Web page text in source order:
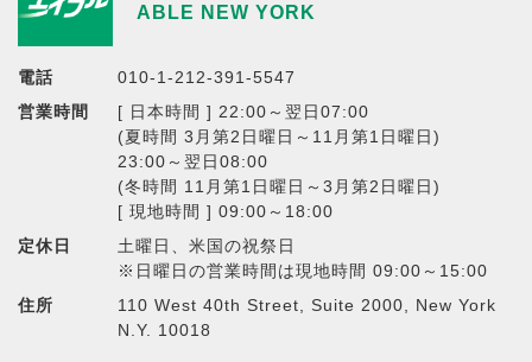
ABLE NEW YORK
電話
010-1-212-391-5547
営業時間
[ 日本時間 ] 22:00～翌日07:00
(夏時間 3月第2日曜日～11月第1日曜日)
23:00～翌日08:00
(冬時間 11月第1日曜日～3月第2日曜日)
[ 現地時間 ] 09:00～18:00
定休日
土曜日、米国の祝祭日
※日曜日の営業時間は現地時間 09:00～15:00
住所
110 West 40th Street, Suite 2000, New York
N.Y. 10018